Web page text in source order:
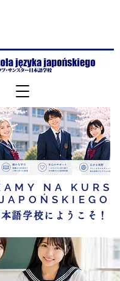
NA KURS
語学校にようこそ！